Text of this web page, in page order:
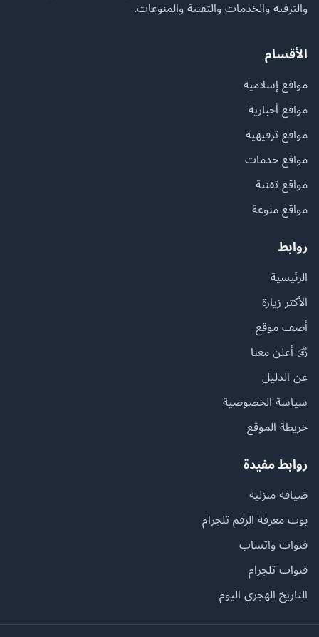
والترفيه والخدمات والتقنية والمنوعات.
الأقسام
مواقع إسلامية
مواقع أخبارية
مواقع ترفيهية
مواقع خدمات
مواقع تقنية
مواقع منوعة
روابط
الرئيسية
الأكثر زيارة
أضف موقع
💰 أعلن معنا
عن الدليل
سياسة الخصوصية
خريطة الموقع
روابط مفيدة
ضيافة منزلية
بوت معرفة الرقم تلجرام
قنوات واتساب
قنوات تلجرام
التاريخ الهجري اليوم